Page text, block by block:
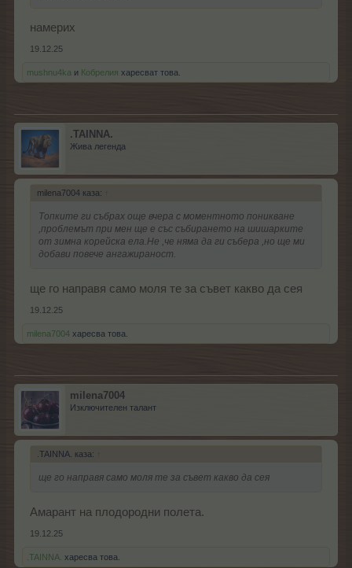
намерих
19.12.25
mushnu4ka и Кобрелия харесват това.
.TAINNA.
Жива легенда
milena7004 каза: ↑
Топките ги събрах още вчера с моментното поникване
,проблемът при мен ще е със събирането на шишарките
от зимна корейска ела.Не ,че няма да ги събера ,но ще ми
добави повече ангажираност.
ще го направя само моля те за съвет какво да сея
19.12.25
milena7004 харесва това.
milena7004
Изключителен талант
.TAINNA. каза: ↑
ще го направя само моля те за съвет какво да сея
Амарант на плодородни полета.
19.12.25
.TAINNA. харесва това.